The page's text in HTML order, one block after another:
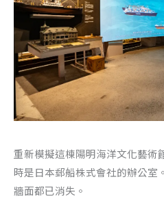
重新模擬這棟陽明海洋文化藝術
時是日本郵船株式會社的辦公室
牆面都已消失。